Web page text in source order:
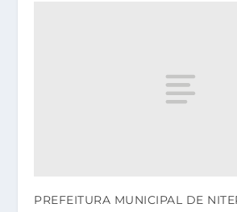
PREFEITURA MUNICIPAL DE